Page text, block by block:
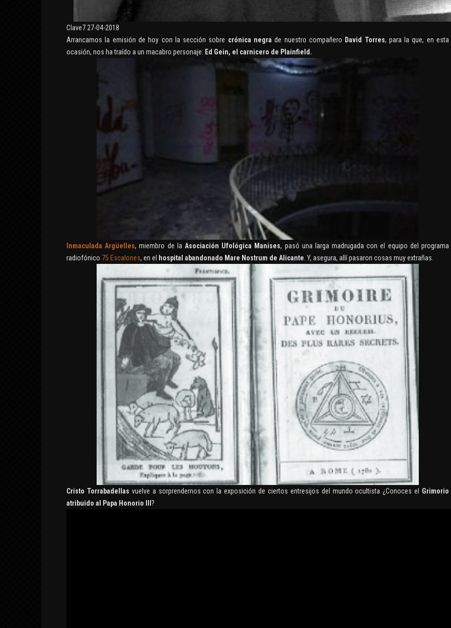
Clave7 27-04-2018
Arrancamos la emisión de hoy con la sección sobre crónica negra de nuestro compañero David Torres, para la que, en esta
ocasión, nos ha traído a un macabro personaje: Ed Gein, el carnicero de Plainfield.
Inmaculada Argüelles, miembro de la Asociación Ufológica Manises, pasó una larga madrugada con el equipo del programa
radiofónico 75 Escalones, en el hospital abandonado Mare Nostrum de Alicante . Y, asegura, allí pasaron cosas muy extrañas.
Cristo Torrabadellas vuelve a sorprendernos con la exposición de ciertos entresijos del mundo ocultista ¿Conoces el Grimorio
atribuido al Papa Honorio III ?
EL AMULETO DE
TETRAGRAMATON
MUNDO APÓCRIFO